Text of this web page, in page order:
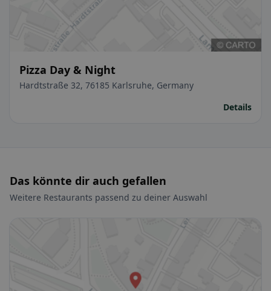
Pizza Day & Night
Hardtstraße 32, 76185 Karlsruhe, Germany
Details
Das könnte dir auch gefallen
Weitere Restaurants passend zu deiner Auswahl